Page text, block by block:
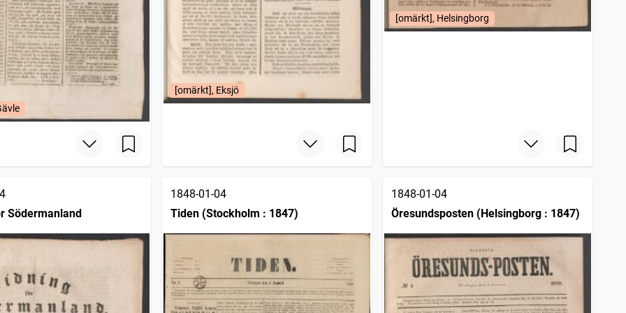
[omärkt], Eksjö
[omärkt], Helsingborg
Södermanland
1848-01-04
Tiden (Stockholm : 1847)
1848-01-04
Öresundsposten (Helsingborg : 1847)